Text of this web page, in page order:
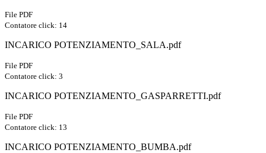
File PDF
Contatore click: 14
INCARICO POTENZIAMENTO_SALA.pdf
File PDF
Contatore click: 3
INCARICO POTENZIAMENTO_GASPARRETTI.pdf
File PDF
Contatore click: 13
INCARICO POTENZIAMENTO_BUMBA.pdf